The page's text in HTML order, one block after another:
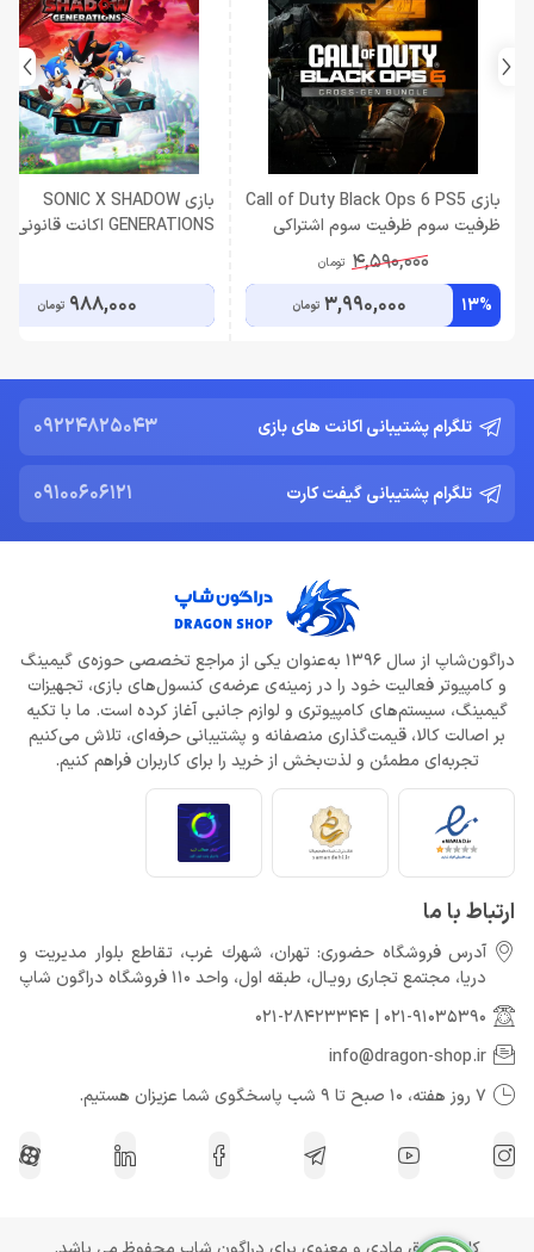
بازی Call of Duty Black Ops 6 PS5
ظرفيت سوم ظرفیت سوم اشتراکی
4,590,000 تومان
13%
3,990,000 تومان
بازی SONIC X SHADOW
988,000 تومان
تلگرام پشتیبانی اکانت های بازی 09224825043
تلگرام پشتیبانی گیفت کارت 09100606121
دراگون‌شاپ از سال 1396 به‌عنوان یکی از مراجع تخصصی حوزه‌ی گیمینگ
و کامپیوتر فعالیت خود را در زمینه‌ی عرضه‌ی کنسول‌های بازی، تجهیزات
گیمینگ، سیستم‌های کامپیوتری و لوازم جانبی آغاز کرده است. ما با تکیه
بر اصالت کالا، قیمت‌گذاری منصفانه و پشتیبانی حرفه‌ای، تلاش می‌کنیم
تجربه‌ای مطمئن و لذت‌بخش از خرید را برای کاربران فراهم کنیم.
ارتباط با ما
آدرس فروشگاه حضوری: تهران، شهرك غرب، تقاطع بلوار مدیریت و
دريا، مجتمع تجارى رويـال، طبقه اول، واحد 110 فروشگاه دراگون شاپ
021-91035390
021-28423344
info@dragon-shop.ir
7 روز هفته، 10 صبح تا 9 شب پاسخگوی شما عزیزان هستیم.